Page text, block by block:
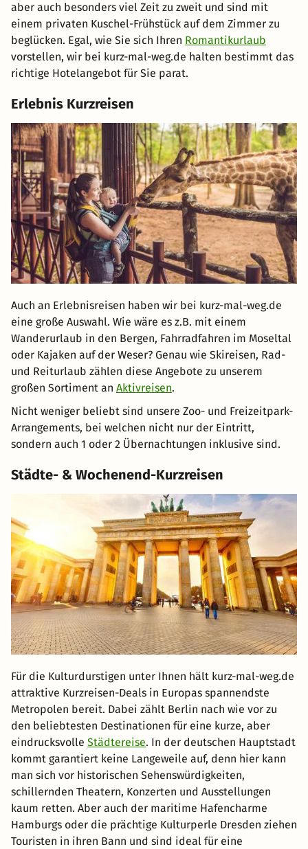
aber auch besonders viel Zeit zu zweit und sind mit
einem privaten Kuschel-Frühstück auf dem Zimmer zu
beglücken. Egal, wie Sie sich Ihren Romantikurlaub
vorstellen, wir bei kurz-mal-weg.de halten bestimmt das
richtige Hotelangebot für Sie parat.
Erlebnis Kurzreisen
Auch an Erlebnisreisen haben wir bei kurz-mal-weg.de
eine große Auswahl. Wie wäre es z.B. mit einem
Wanderurlaub in den Bergen, Fahrradfahren im Moseltal
oder Kajaken auf der Weser? Genau wie Skireisen, Rad-
und Reiturlaub zählen diese Angebote zu unserem
großen Sortiment an Aktivreisen.
Nicht weniger beliebt sind unsere Zoo- und Freizeitpark-
Arrangements, bei welchen nicht nur der Eintritt,
sondern auch 1 oder 2 Übernachtungen inklusive sind.
Städte- & Wochenend-Kurzreisen
Für die Kulturdurstigen unter Ihnen hält kurz-mal-weg.de
attraktive Kurzreisen-Deals in Europas spannendste
Metropolen bereit. Dabei zählt Berlin nach wie vor zu
den beliebtesten Destinationen für eine kurze, aber
eindrucksvolle Städtereise. In der deutschen Hauptstadt
kommt garantiert keine Langeweile auf, denn hier kann
man sich vor historischen Sehenswürdigkeiten,
schillernden Theatern, Konzerten und Ausstellungen
kaum retten. Aber auch der maritime Hafencharme
Hamburgs oder die prächtige Kulturperle Dresden ziehen
Touristen in ihren Bann und sind ideal für eine